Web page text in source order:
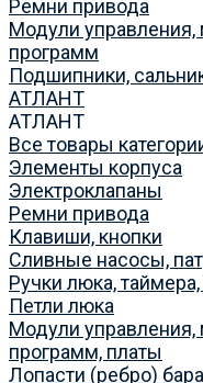
Ремни привода
Модули управления,
программ
Подшипники,
АТЛАНТ
АТЛАНТ
Все товары
Элементы корпуса
Электроклапаны
Ремни привода
Клавиши, кнопки
Сливные насосы,
Ручки люка,
Петли люка
Модули управления,
программ, платы
Лопасти (ребро)